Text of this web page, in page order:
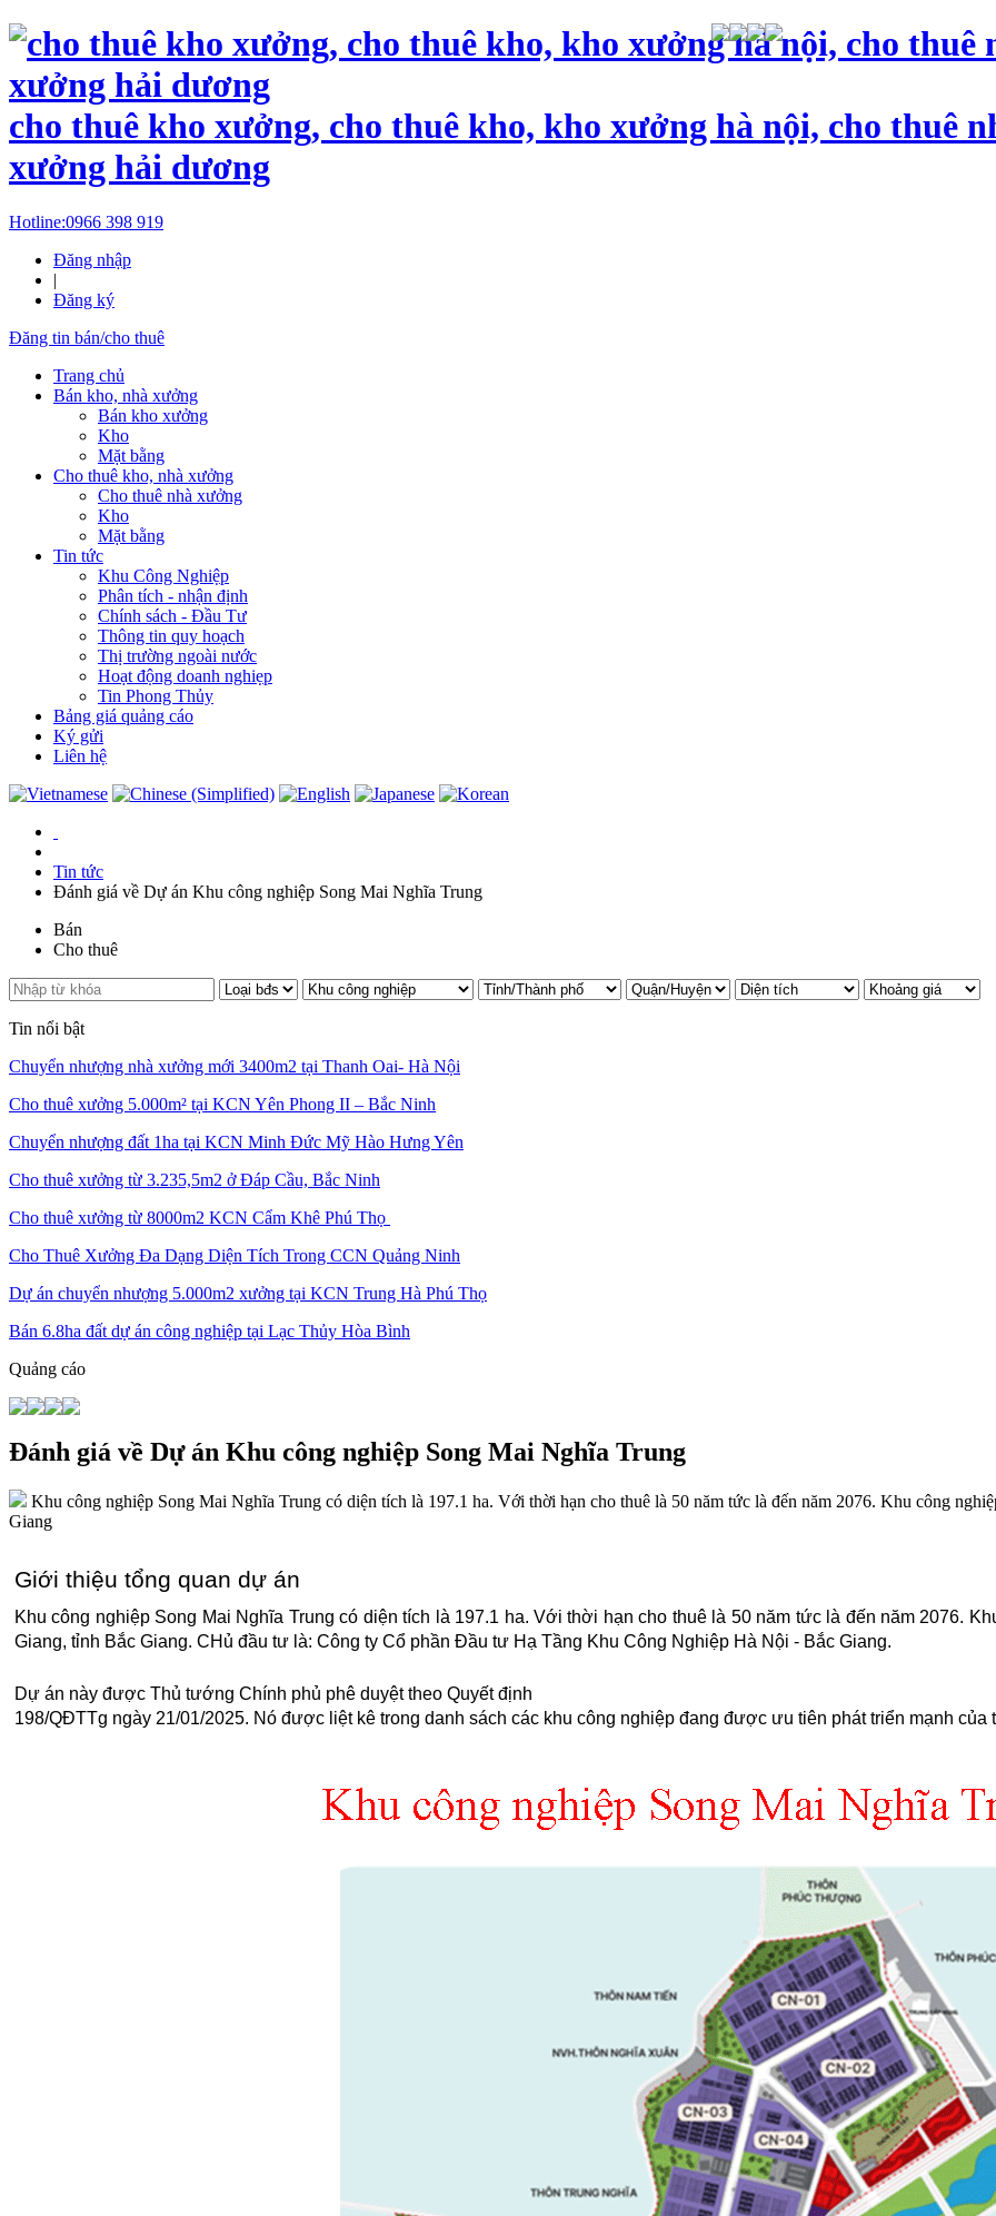
cho thuê kho xưởng, cho thuê kho, kho xưởng hà nội, cho thuê
xưởng hải dương
Hotline:0966 398 919
Đăng nhập
|
Đăng ký
Đăng tin bán/cho thuê
Trang chủ
Bán kho, nhà xưởng
Bán kho xưởng
Kho
Mặt bằng
Cho thuê kho, nhà xưởng
Cho thuê nhà xưởng
Kho
Mặt bằng
Tin tức
Khu Công Nghiệp
Phân tích - nhận định
Chính sách - Đầu Tư
Thông tin quy hoạch
Thị trường ngoài nước
Hoạt động doanh nghiẹp
Tin Phong Thủy
Bảng giá quảng cáo
Ký gửi
Liên hệ
Tin tức
Đánh giá về Dự án Khu công nghiệp Song Mai Nghĩa Trung
Bán
Cho thuê
Tin nổi bật
Chuyển nhượng nhà xưởng mới 3400m2 tại Thanh Oai- Hà Nội
Cho thuê xưởng 5.000m² tại KCN Yên Phong II – Bắc Ninh
Chuyển nhượng đất 1ha tại KCN Minh Đức Mỹ Hào Hưng Yên
Cho thuê xưởng từ 3.235,5m2 ở Đáp Cầu, Bắc Ninh
Cho thuê xưởng từ 8000m2 KCN Cẩm Khê Phú Thọ
Cho Thuê Xưởng Đa Dạng Diện Tích Trong CCN Quảng Ninh
Dự án chuyển nhượng 5.000m2 xưởng tại KCN Trung Hà Phú Thọ
Bán 6.8ha đất dự án công nghiệp tại Lạc Thủy Hòa Bình
Quảng cáo
Đánh giá về Dự án Khu công nghiệp Song Mai Nghĩa Trung
Khu công nghiệp Song Mai Nghĩa Trung có diện tích là 197.1 ha. Với thời hạn cho thuê là 50 năm tức là đến năm 2076. Khu công
Giang
Giới thiệu tổng quan dự án
Khu công nghiệp Song Mai Nghĩa Trung có diện tích là 197.1 ha. Với thời hạn cho thuê là 50 năm tức là đến năm 2076.
Giang, tỉnh Bắc Giang. CHủ đầu tư là: Công ty Cổ phần Đầu tư Hạ Tầng Khu Công Nghiệp Hà Nội - Bắc Giang.
Dự án này được Thủ tướng Chính phủ phê duyệt theo Quyết định
198/QĐTTg ngày 21/01/2025. Nó được liệt kê trong danh sách các khu công nghiệp đang được ưu tiên phát triển mạnh của